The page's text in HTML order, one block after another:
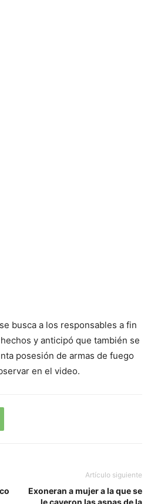
busca a los responsables a fin
y anticipó que también se
posesión de armas de fuego
en el video.
Artículo siguiente
Exoneran a mujer a la que se